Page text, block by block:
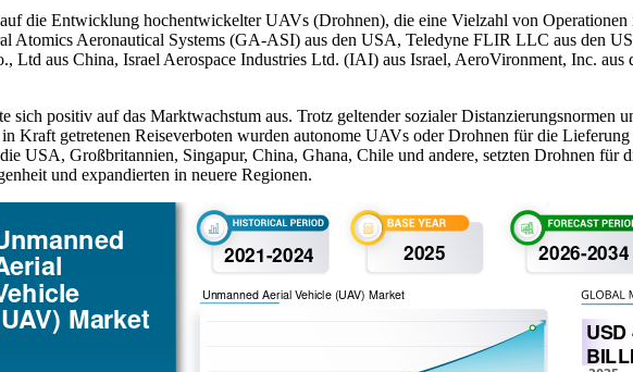
die Entwicklung hochentwickelter UAVs (Drohnen), die eine Vielzahl von
Atomics Aeronautical Systems (GA-ASI) aus den USA, Teledyne FLIR LLC aus den
Ltd aus China, Israel Aerospace Industries Ltd. (IAI) aus Israel, AeroVironment, Inc.
positiv auf das Marktwachstum aus. Trotz geltender sozialer Distanzierungsnormen
Kraft getretenen Reiseverboten wurden autonome UAVs oder Drohnen für die
USA, Großbritannien, Singapur, China, Ghana, Chile und andere, setzten Drohnen
und expandierten in neuere Regionen.